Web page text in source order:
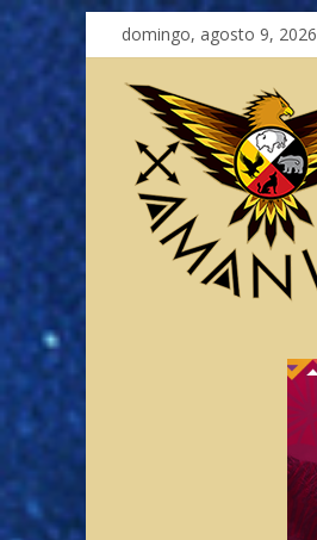
domingo, agosto 9, 2026